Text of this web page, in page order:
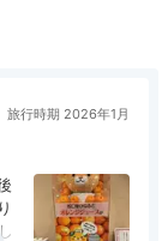
旅行時期 2026年1月